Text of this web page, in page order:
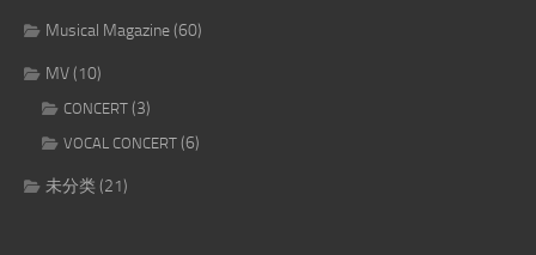
Musical Magazine(60)
MV(10)
CONCERT (3)
VOCAL CONCERT (6)
未分类(21)